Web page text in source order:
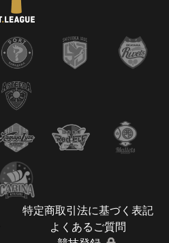
特定商取引法に基づく表記
よくあるご質問